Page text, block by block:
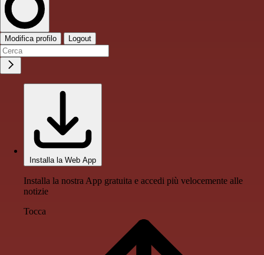
Modifica profilo Logout
Installa la Web App
Installa la nostra App gratuita e accedi più velocemente alle
notizie
Tocca